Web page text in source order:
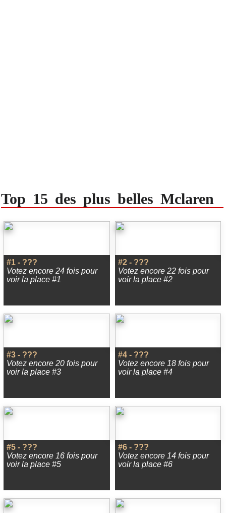
Top 15 des plus belles Mclaren
#1 - ???
Votez encore 24 fois pour
voir la place #1
#2 - ???
Votez encore 22 fois pour
voir la place #2
#3 - ???
Votez encore 20 fois pour
voir la place #3
#4 - ???
Votez encore 18 fois pour
voir la place #4
#5 - ???
Votez encore 16 fois pour
voir la place #5
#6 - ???
Votez encore 14 fois pour
voir la place #6